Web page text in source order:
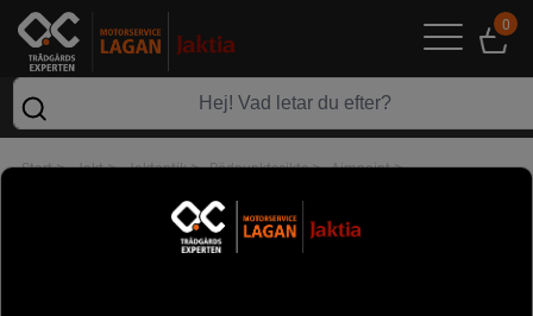
0
Start> Jakt> Jaktoptik> Rödpunktssikte> Aimpoint>